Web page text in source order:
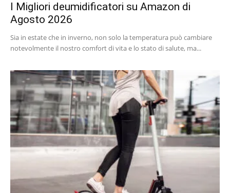
I Migliori deumidificatori su Amazon di
Agosto 2026
Sia in estate che in inverno, non solo la temperatura può cambiare
notevolmente il nostro comfort di vita e lo stato di salute, ma...